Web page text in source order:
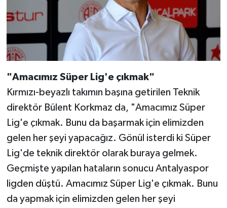
"Amacımız Süper Lig'e çıkmak"
Kırmızı-beyazlı takımın başına getirilen Teknik
direktör Bülent Korkmaz da, "Amacımız Süper
Lig'e çıkmak. Bunu da başarmak için elimizden
gelen her şeyi yapacağız. Gönül isterdi ki Süper
Lig'de teknik direktör olarak buraya gelmek.
Geçmişte yapılan hataların sonucu Antalyaspor
ligden düştü. Amacımız Süper Lig'e çıkmak. Bunu
da yapmak için elimizden gelen her şeyi